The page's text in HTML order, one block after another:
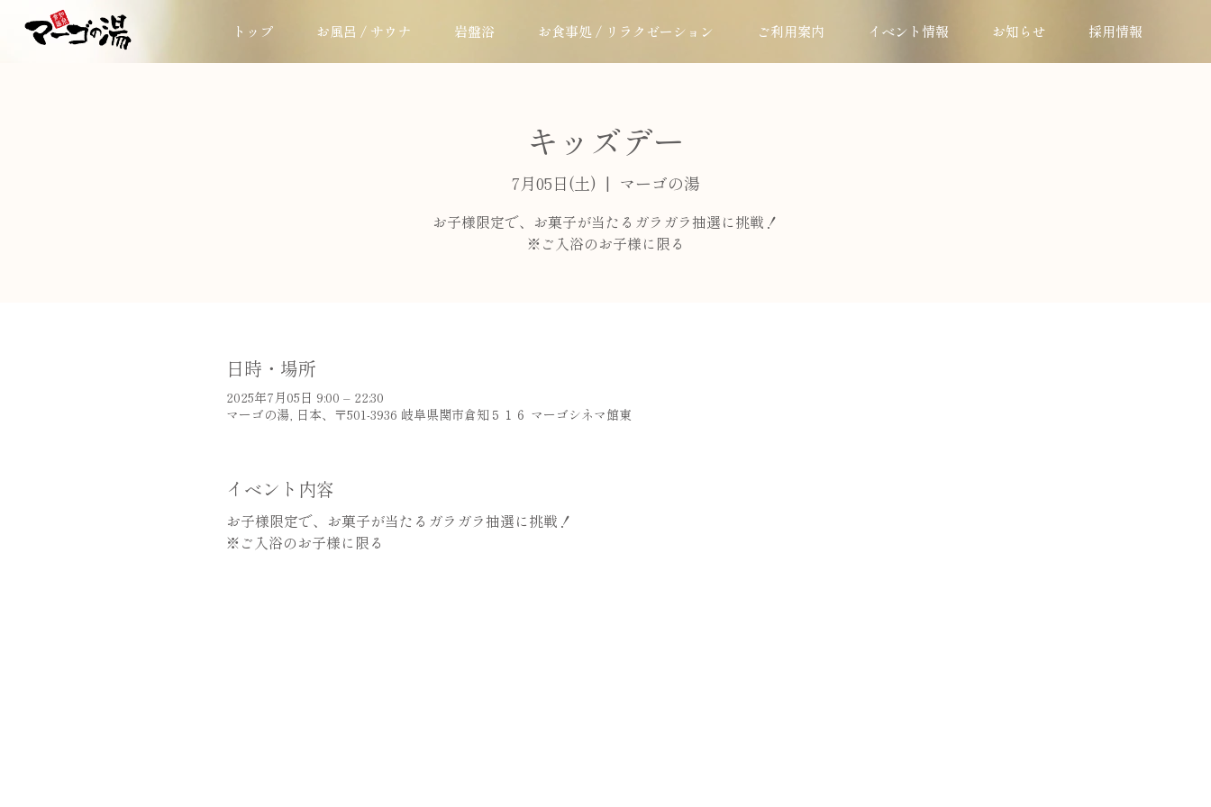
トップ お風呂 / サウナ 岩盤浴 お食事処 / リラクゼーション ご利用案内 イベント情報 お知らせ 採用情報
キッズデー
7月05日(土)
  |
マーゴの湯
お子様限定で、お菓子が当たるガラガラ抽選に挑戦！
※ご入浴のお子様に限る
日時・場所
2025年7月05日 9:00 – 22:30
マーゴの湯, 日本、〒501-3936 岐阜県関市倉知５１６ マーゴシネマ館東
イベント内容
お子様限定で、お菓子が当たるガラガラ抽選に挑戦！
※ご入浴のお子様に限る